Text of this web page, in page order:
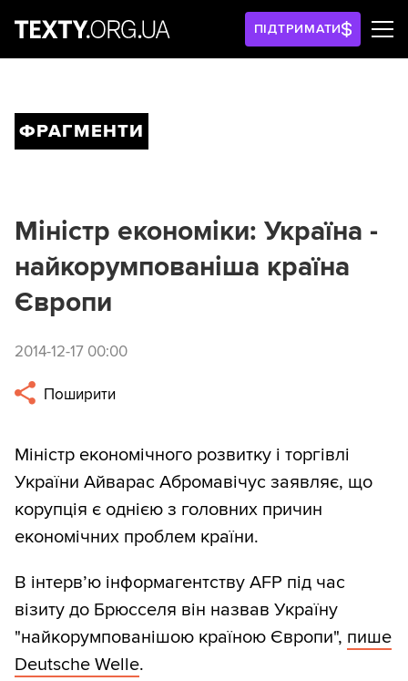
ПІДТРИМАТИ
ФРАГМЕНТИ
Міністр економіки: Україна -
найкорумпованіша країна
Європи
2014-12-17 00:00
Поширити
Міністр економічного розвитку і торгівлі
України Айварас Абромавічус заявляє, що
корупція є однією з головних причин
економічних проблем країни.
В інтерв’ю інформагентству AFP під час
візиту до Брюсселя він назвав Україну
"найкорумпованішою країною Європи", пише
Deutsche Welle.